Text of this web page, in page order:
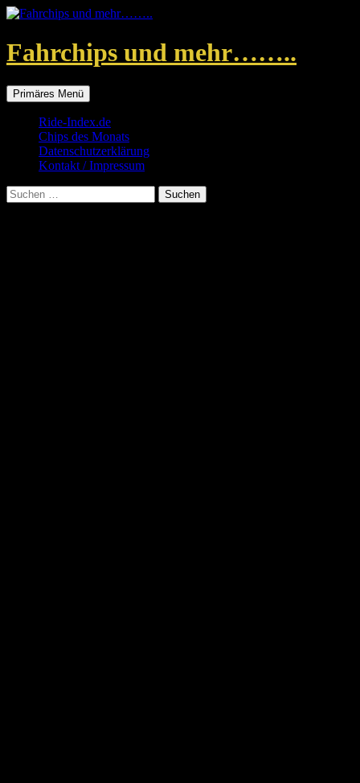
Zum
springen
Fahrchips und mehr……..
Suchen
Primäres Menü
Ride-Index.de
Chips des Monats
Datenschutzerklärung
Kontakt / Impressum
Suchen
nach: